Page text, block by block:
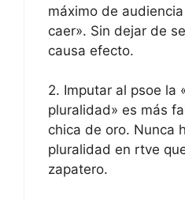
máximo de
caer». Sin dejar de
causa efecto.
2. Imputar al psoe la
pluralidad» es más
chica de oro. Nunca
pluralidad en rtve
zapatero.